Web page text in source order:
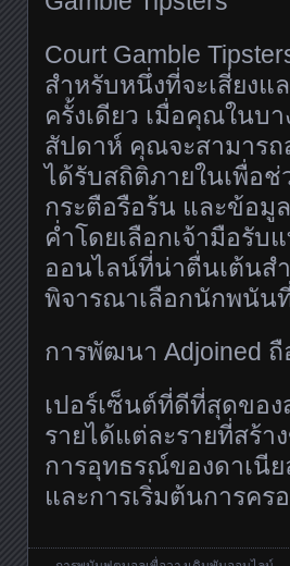
Court Gamble
สำหรับหนึ่งที่จะเสี่ยงแ
ครั้งเดียว เมื่อคุณในบ
สัปดาห์ คุณจะสามาร
ได้รับสถิติภายในเพื่อ
กระตือรือร้น และข้อมู
ค่ำโดยเลือกเจ้ามือรับ
ออนไลน์ที่น่าตื่นเต้นส
พิจารณาเลือกนักพนันที่
การพัฒนา Adjoined ถื
เปอร์เซ็นต์ที่ดีที่สุดขอ
รายได้แต่ละรายที่สร้
การอุทธรณ์ของดาเนี
และการเริ่มต้นการคร